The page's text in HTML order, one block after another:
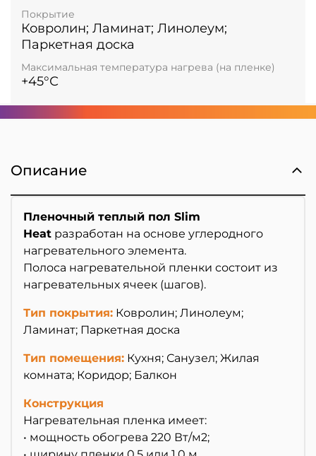
Покрытие
Ковролин; Ламинат; Линолеум;
Паркетная доска
Максимальная температура нагрева (на пленке)
+45°С
Описание
Пленочный теплый пол Slim
Heat разработан на основе углеродного
нагревательного элемента.
Полоса нагревательной пленки состоит из
нагревательных ячеек (шагов).
Тип покрытия: Ковролин; Линолеум;
Ламинат; Паркетная доска
Тип помещения: Кухня; Санузел; Жилая
комната; Коридор; Балкон
Конструкция
Нагревательная пленка имеет:
• мощность обогрева 220 Вт/м2;